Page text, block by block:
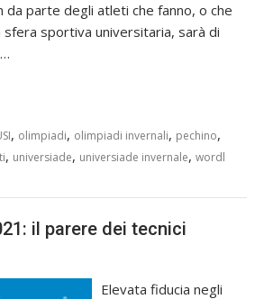
da parte degli atleti che fanno, o che
sportiva universitaria, sarà di
, olimpiadi, olimpiadi invernali, pechino,
, universiade, universiade invernale,wordl
il parere dei tecnici
Elevata fiducia negli